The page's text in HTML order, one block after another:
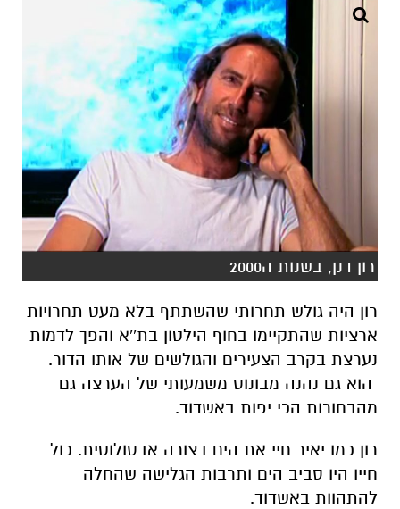
רון דנן, בשנות ה2000
רון היה גולש תחרותי שהשתתף בלא מעט תחרויות
ארציות שהתקיימו בחוף הילטון בת''א והפך לדמות
נערצת בקרב הצעירים והגולשים של אותו הדור.
הוא גם נהנה מבונוס משמעותי של הערצה גם
מהבחורות הכי יפות באשדוד.
רון כמו יאיר חיי את הים בצורה אבסולוטית. כול
חייו היו סביב הים ותרבות הגלישה שהחלה
להתהוות באשדוד.